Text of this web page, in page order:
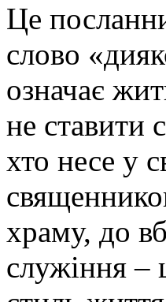
Це
слово
означає
не ставити
хто несе у
храму, до
служіння –